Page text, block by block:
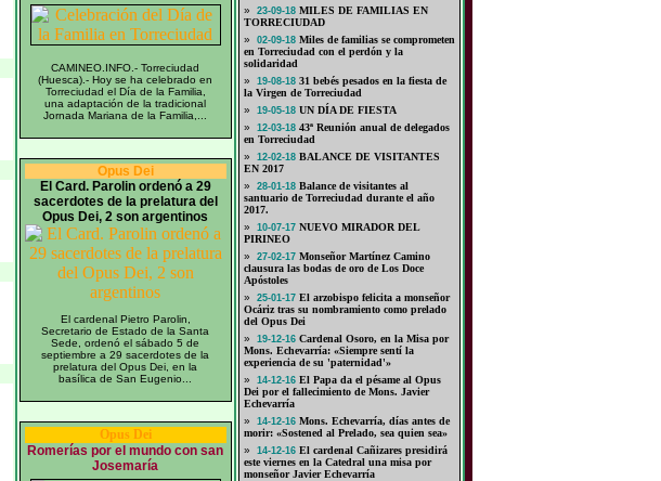
CAMINEO.INFO.- Torreciudad
(Huesca).- Hoy se ha celebrado en
Torreciudad el Día de la Familia,
una adaptación de la tradicional
Jornada Mariana de la Familia,...
Opus Dei
El Card. Parolin ordenó a 29
sacerdotes de la prelatura del
Opus Dei, 2 son argentinos
El cardenal Pietro Parolin,
Secretario de Estado de la Santa
Sede, ordenó el sábado 5 de
septiembre a 29 sacerdotes de la
prelatura del Opus Dei, en la
basílica de San Eugenio...
Opus Dei
Romerías por el mundo con san
Josemaría
»
23-09-18MILES DE FAMILIAS EN
TORRECIUDAD
»
02-09-18Miles de familias se comprometen
en Torreciudad con el perdón y la
solidaridad
»
19-08-1831 bebés pesados en la fiesta de
la Virgen de Torreciudad
»
19-05-18UN DÍA DE FIESTA
»
12-03-1843ª Reunión anual de delegados
en Torreciudad
»
12-02-18BALANCE DE VISITANTES
EN 2017
»
28-01-18Balance de visitantes al
santuario de Torreciudad durante el año
2017.
»
10-07-17NUEVO MIRADOR DEL
PIRINEO
»
27-02-17Monseñor Martínez Camino
clausura las bodas de oro de Los Doce
Apóstoles
»
25-01-17El arzobispo felicita a monseñor
Ocáriz tras su nombramiento como prelado
del Opus Dei
»
19-12-16Cardenal Osoro, en la Misa por
Mons. Echevarría: «Siempre sentí la
experiencia de su 'paternidad'»
»
14-12-16El Papa da el pésame al Opus
Dei por el fallecimiento de Mons. Javier
Echevarría
»
14-12-16Mons. Echevarría, días antes de
morir: «Sostened al Prelado, sea quien sea»
»
14-12-16El cardenal Cañizares presidirá
este viernes en la Catedral una misa por
monseñor Javier Echevarría